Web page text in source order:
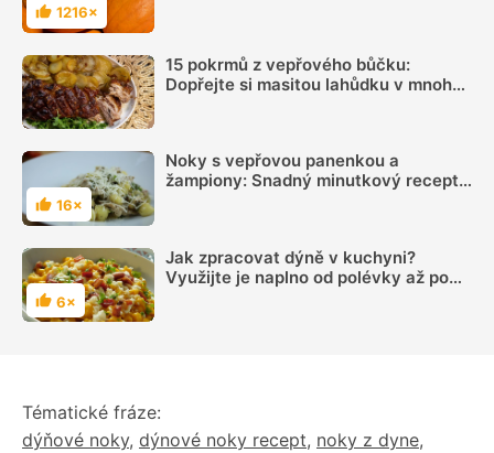
Hodnocení
1216×
15 pokrmů z vepřového bůčku:
Dopřejte si masitou lahůdku v mnoha
Hodnocení
16×
Noky s vepřovou panenkou a
žampiony: Snadný minutkový recept
Hodnocení
6×
Jak zpracovat dýně v kuchyni?
Využijte je naplno od polévky až po
Tématické fráze:
dýňové noky, dýnové noky recept, noky z dyne,